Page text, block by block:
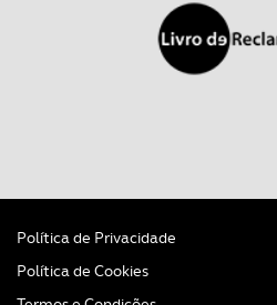
Política de Privacidade
Política de Cookies